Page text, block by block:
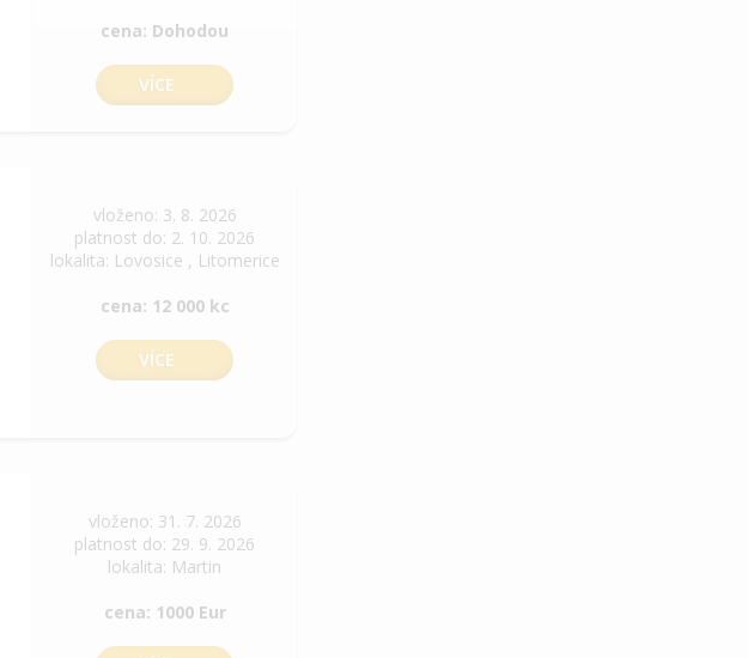
cena: Dohodou
VÍCE
vloženo: 3. 8. 2026
platnost do: 2. 10. 2026
lokalita: Lovosice , Litomerice
cena: 12 000 kc
VÍCE
vloženo: 31. 7. 2026
platnost do: 29. 9. 2026
lokalita: Martin
cena: 1000 Eur